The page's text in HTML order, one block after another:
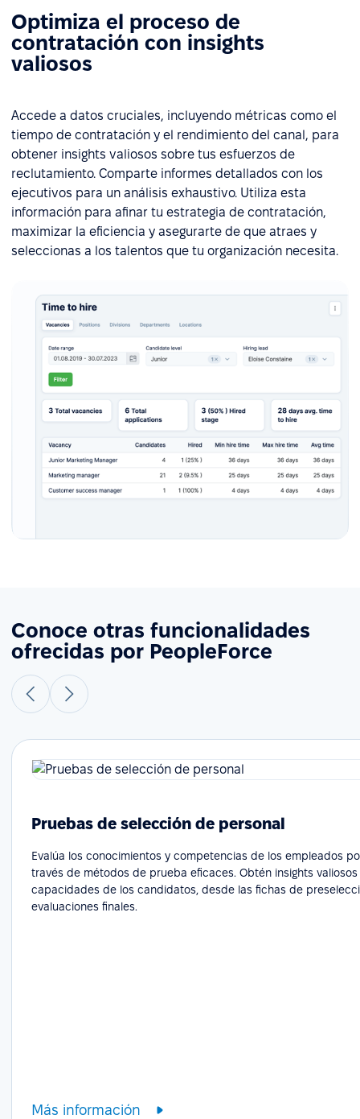
Optimiza el proceso de
contratación con insights
valiosos
Accede a datos cruciales, incluyendo métricas como el
tiempo de contratación y el rendimiento del canal, para
obtener insights valiosos sobre tus esfuerzos de
reclutamiento. Comparte informes detallados con los
ejecutivos para un análisis exhaustivo. Utiliza esta
información para afinar tu estrategia de contratación,
maximizar la eficiencia y asegurarte de que atraes y
seleccionas a los talentos que tu organización necesita.
Conoce otras funcionalidades
ofrecidas por PeopleForce
Pruebas de selección de personal
Evalúa los conocimientos y competencias de los empleados
través de métodos de prueba eficaces. Obtén insights
capacidades de los candidatos, desde las fichas de
evaluaciones finales.
Más información